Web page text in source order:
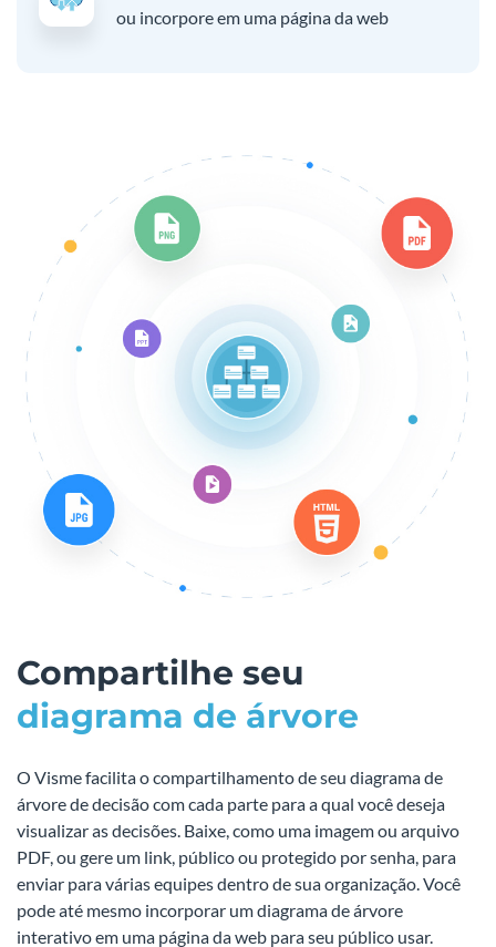
ou incorpore em uma página da web
Compartilhe seu
diagrama de árvore
O Visme facilita o compartilhamento de seu diagrama de
árvore de decisão com cada parte para a qual você deseja
visualizar as decisões. Baixe, como uma imagem ou arquivo
PDF, ou gere um link, público ou protegido por senha, para
enviar para várias equipes dentro de sua organização. Você
pode até mesmo incorporar um diagrama de árvore
interativo em uma página da web para seu público usar.